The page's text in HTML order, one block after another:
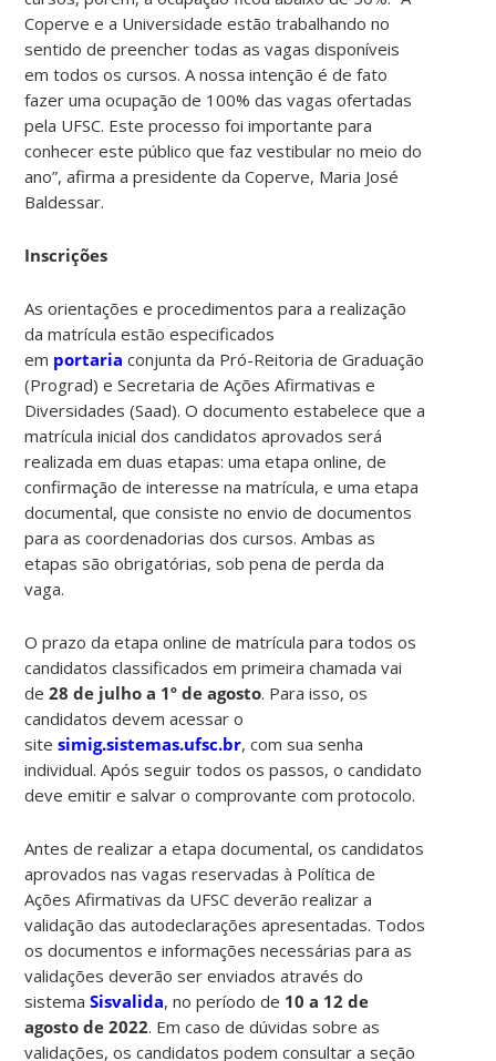
Coperve e a Universidade estão trabalhando no
sentido de preencher todas as vagas disponíveis
em todos os cursos. A nossa intenção é de fato
fazer uma ocupação de 100% das vagas ofertadas
pela UFSC. Este processo foi importante para
conhecer este público que faz vestibular no meio do
ano”, afirma a presidente da Coperve, Maria José
Baldessar.
Inscrições
As orientações e procedimentos para a realização
da matrícula estão especificados
em portaria conjunta da Pró-Reitoria de Graduação
(Prograd) e Secretaria de Ações Afirmativas e
Diversidades (Saad). O documento estabelece que a
matrícula inicial dos candidatos aprovados será
realizada em duas etapas: uma etapa online, de
confirmação de interesse na matrícula, e uma etapa
documental, que consiste no envio de documentos
para as coordenadorias dos cursos. Ambas as
etapas são obrigatórias, sob pena de perda da
vaga.
O prazo da etapa online de matrícula para todos os
candidatos classificados em primeira chamada vai
de28 de julho a 1º de agosto. Para isso, os
candidatos devem acessar o
sitesimig.sistemas.ufsc.br, com sua senha
individual. Após seguir todos os passos, o candidato
deve emitir e salvar o comprovante com protocolo.
Antes de realizar a etapa documental, os candidatos
aprovados nas vagas reservadas à Política de
Ações Afirmativas da UFSC deverão realizar a
validação das autodeclarações apresentadas. Todos
os documentos e informações necessárias para as
validações deverão ser enviados através do
sistemaSisvalida, no período de 10 a 12 de
agosto de 2022. Em caso de dúvidas sobre as
validações, os candidatos podem consultar a seção